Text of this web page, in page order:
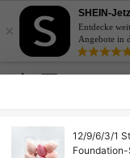
×
SHEIN-
Entdecke
Angebote in
12/9/6/3/1